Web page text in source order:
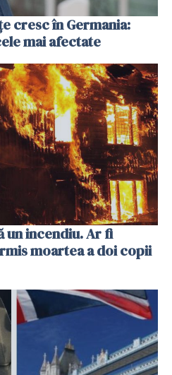
cresc în Germania:
mai afectate
un incendiu. Ar fi
moartea a doi copii